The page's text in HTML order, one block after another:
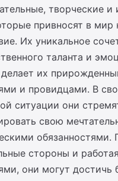
творческие и
привносят в мир
Их уникальное
таланта и
делает их
и провидцами. В
ситуации они
свою
обязанностями.
стороны и
они могут достичь